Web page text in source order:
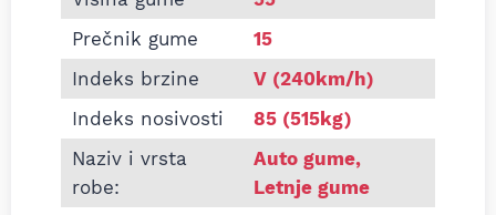
Prečnik gume
15
Indeks brzine
V (240km/h)
Indeks nosivosti
85 (515kg)
Naziv i vrsta
robe:
Auto gume,
Letnje gume